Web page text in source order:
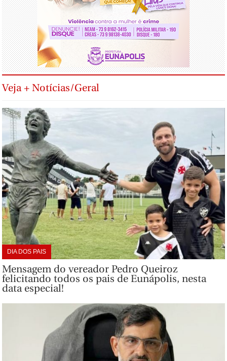
Veja + Notícias/Geral
DIA DOS PAIS
Mensagem do vereador Pedro Queiroz
felicitando todos os pais de Eunápolis, nesta
data especial!